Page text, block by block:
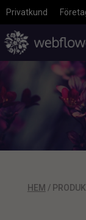
Privatkund
HEM /